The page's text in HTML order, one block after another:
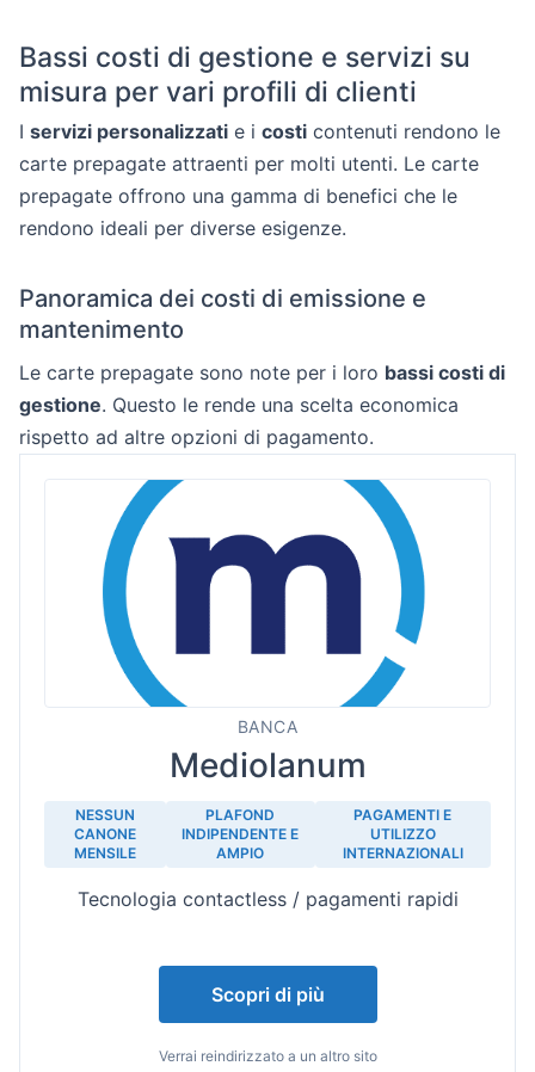
Bassi costi di gestione e servizi su
misura per vari profili di clienti
I servizi personalizzati e i costi contenuti rendono le
carte prepagate attraenti per molti utenti. Le carte
prepagate offrono una gamma di benefici che le
rendono ideali per diverse esigenze.
Panoramica dei costi di emissione e
mantenimento
Le carte prepagate sono note per i loro bassi costi di
gestione. Questo le rende una scelta economica
rispetto ad altre opzioni di pagamento.
BANCA
Mediolanum
NESSUN
CANONE
MENSILE
PLAFOND
INDIPENDENTE E
AMPIO
PAGAMENTI E
UTILIZZO
INTERNAZIONALI
Tecnologia contactless / pagamenti rapidi
Scopri di più
Verrai reindirizzato a un altro sito